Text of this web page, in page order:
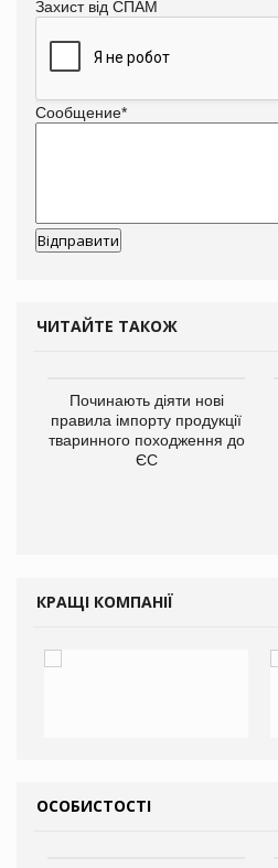
Захист від СПАМ
Сообщение*
ЧИТАЙТЕ ТАКОЖ
Починають діяти нові
правила імпорту продукції
тваринного походження до
ЄС
КРАЩІ КОМПАНІЇ
ОСОБИСТОСТІ